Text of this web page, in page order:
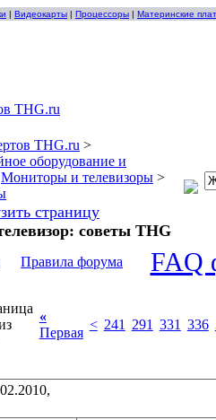
| Видеокарты | Процессоры | Материнские
THG.ru >
оборудование и
Мониторы и телевизоры >
советы THG
Правила форума FAQ
«
Первая
< 241 291 331 336